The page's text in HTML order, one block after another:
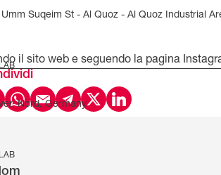
Suqeim St - Al Quoz - Al Quoz Industrial
Nord, Germany
il sito web e seguendo la pagina